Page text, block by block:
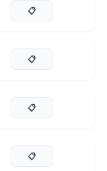
📋
📋
📋
📋